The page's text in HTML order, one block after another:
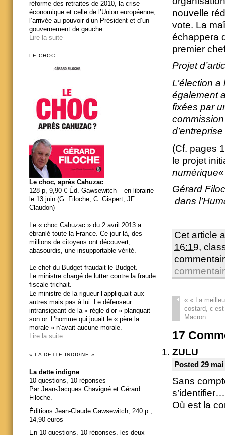
nouvelle
vote. La
échappera
premier
Projet
L’élection
également
fixées par
(Cf. pages
le projet
numérique
Gérard
dans
Cet article
16:19,
«« La
costard,
Macron
17
ZULU
Posted 29
Sans
Où est la
réforme des retraites de 2010, la crise
économique et celle de l’Union européenne,
l’arrivée au pouvoir d’un Président et d’un
gouvernement de gauche…
Lire la suite
LE CHOC
Le choc, après Cahuzac
128 p, 9,90 € Éd. Gawsewitch – en librairie
le 13 juin (G. Filoche, C. Gispert, JF
Claudon)
Le « choc Cahuzac » du 2 avril 2013 a
ébranlé toute la France. Ce jour-là, des
millions de citoyens ont découvert,
abasourdis, une insupportable vérité.
Le chef du Budget fraudait le Budget.
Le ministre chargé de lutter contre la fraude
fiscale trichait.
Le ministre de la rigueur l’appliquait aux
autres mais pas à lui. Le défenseur
intransigeant de la « règle d’or » planquait
son or. L’homme qui jouait le « père la
morale » n’avait aucune morale.
Lire la suite
« LA DETTE INDIGNE »
La dette indigne
10 questions, 10 réponses
Par Jean-Jacques Chavigné et Gérard
Filoche.
Éditions Jean-Claude Gawsewitch, 240 p.,
14,90 euros
En 10 questions, 10 réponses, les deux